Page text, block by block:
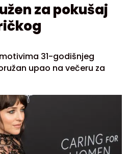
za pokušaj
31-godišnjeg
upao na večeru za